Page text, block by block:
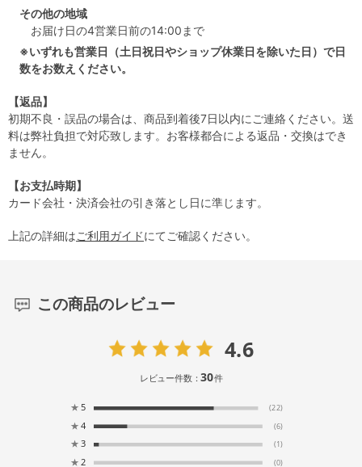
その他の地域
お届け日の4営業日前の14:00まで
※いずれも営業日（土日祝日やショップ休業日を除いた日）で日
数をお数えください。
【返品】
初期不良・誤品の場合は、商品到着後7日以内にご連絡ください。送
料は弊社負担で対応致します。お客様都合による返品・交換はでき
ません。
【お支払時期】
カード会社・決済会社の引き落とし日に準じます。
上記の詳細はご利用ガイドにてご確認ください。
この商品のレビュー
4.6
レビュー件数：30件
★ 5 (22)
★ 4 (6)
★ 3 (1)
★ 2 (0)